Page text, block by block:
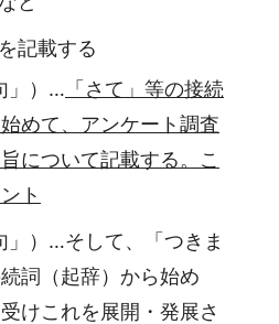
記載する
」）… 「さて」等の接続
めて、アンケート調査
について記載する。こ
ト
）…そして、「つきま
詞（起辞）から始め
けこれを展開・発展さ